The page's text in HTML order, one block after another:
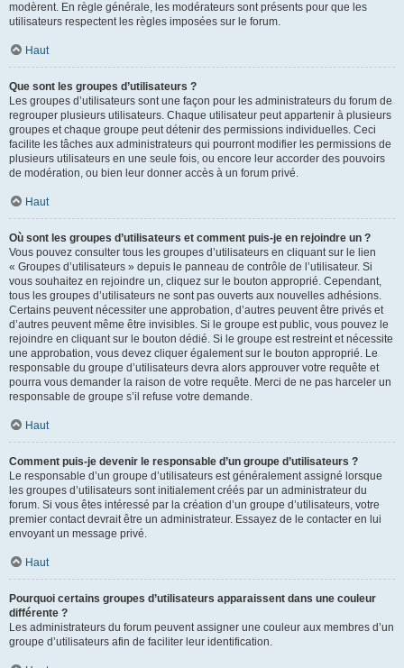
modèrent. En règle générale, les modérateurs sont présents pour que les
utilisateurs respectent les règles imposées sur le forum.
Haut
Que sont les groupes d’utilisateurs ?
Les groupes d’utilisateurs sont une façon pour les administrateurs du forum de
regrouper plusieurs utilisateurs. Chaque utilisateur peut appartenir à plusieurs
groupes et chaque groupe peut détenir des permissions individuelles. Ceci
facilite les tâches aux administrateurs qui pourront modifier les permissions de
plusieurs utilisateurs en une seule fois, ou encore leur accorder des pouvoirs
de modération, ou bien leur donner accès à un forum privé.
Haut
Où sont les groupes d’utilisateurs et comment puis-je en rejoindre un ?
Vous pouvez consulter tous les groupes d’utilisateurs en cliquant sur le lien
« Groupes d’utilisateurs » depuis le panneau de contrôle de l’utilisateur. Si
vous souhaitez en rejoindre un, cliquez sur le bouton approprié. Cependant,
tous les groupes d’utilisateurs ne sont pas ouverts aux nouvelles adhésions.
Certains peuvent nécessiter une approbation, d’autres peuvent être privés et
d’autres peuvent même être invisibles. Si le groupe est public, vous pouvez le
rejoindre en cliquant sur le bouton dédié. Si le groupe est restreint et nécessite
une approbation, vous devez cliquer également sur le bouton approprié. Le
responsable du groupe d’utilisateurs devra alors approuver votre requête et
pourra vous demander la raison de votre requête. Merci de ne pas harceler un
responsable de groupe s’il refuse votre demande.
Haut
Comment puis-je devenir le responsable d’un groupe d’utilisateurs ?
Le responsable d’un groupe d’utilisateurs est généralement assigné lorsque
les groupes d’utilisateurs sont initialement créés par un administrateur du
forum. Si vous êtes intéressé par la création d’un groupe d’utilisateurs, votre
premier contact devrait être un administrateur. Essayez de le contacter en lui
envoyant un message privé.
Haut
Pourquoi certains groupes d’utilisateurs apparaissent dans une couleur
différente ?
Les administrateurs du forum peuvent assigner une couleur aux membres d’un
groupe d’utilisateurs afin de faciliter leur identification.